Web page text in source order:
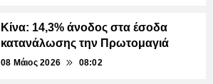
Κίνα: 14,3% άνοδος στα έσοδα
κατανάλωσης την Πρωτομαγιά
08 Μάιος 2026 08:02